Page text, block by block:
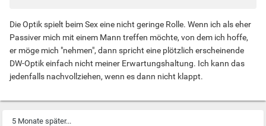
Die Optik spielt beim Sex eine nicht geringe Rolle. Wenn ich als eher
Passiver mich mit einem Mann treffen möchte, von dem ich hoffe,
er möge mich "nehmen", dann spricht eine plötzlich erscheinende
DW-Optik einfach nicht meiner Erwartungshaltung. Ich kann das
jedenfalls nachvollziehen, wenn es dann nicht klappt.
5 Monate später...